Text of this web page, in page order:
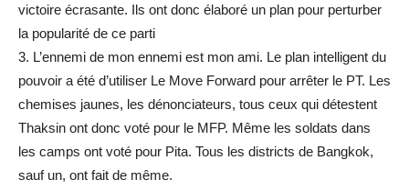
victoire écrasante. Ils ont donc élaboré un plan pour perturber
la popularité de ce parti
3. L’ennemi de mon ennemi est mon ami. Le plan intelligent du
pouvoir a été d’utiliser Le Move Forward pour arrêter le PT. Les
chemises jaunes, les dénonciateurs, tous ceux qui détestent
Thaksin ont donc voté pour le MFP. Même les soldats dans
les camps ont voté pour Pita. Tous les districts de Bangkok,
sauf un, ont fait de même.